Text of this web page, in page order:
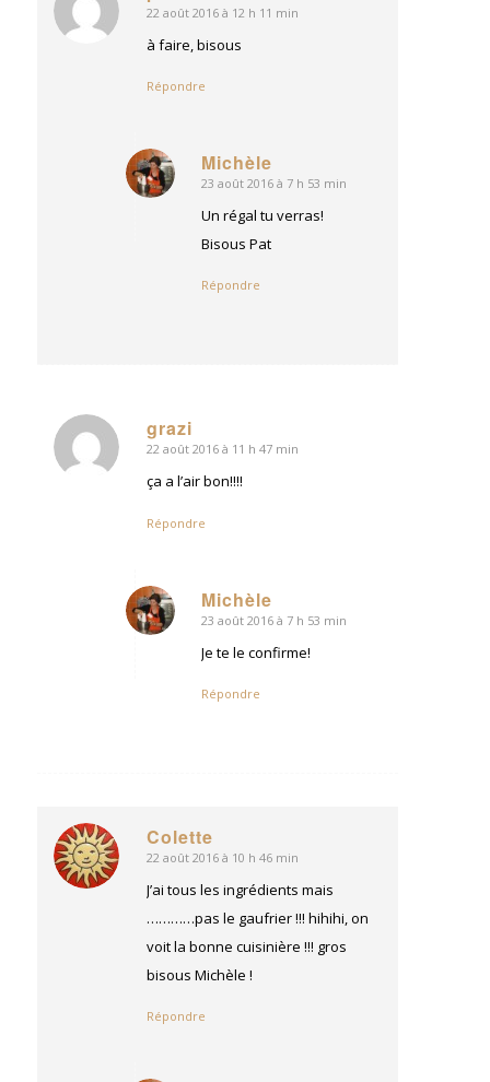
dit
22 août 2016 à 12 h 11 min
à faire, bisous
Répondre
Michèle
dit
23 août 2016 à 7 h 53 min
Un régal tu verras!
Bisous Pat
Répondre
grazi
dit
22 août 2016 à 11 h 47 min
ça a l’air bon!!!!
Répondre
Michèle
dit
23 août 2016 à 7 h 53 min
Je te le confirme!
Répondre
Colette
dit
:
22 août 2016 à 10 h 46 min
J’ai tous les ingrédients mais
…………pas le gaufrier !!! hihihi, on
voit la bonne cuisinière !!! gros
bisous Michèle !
Répondre